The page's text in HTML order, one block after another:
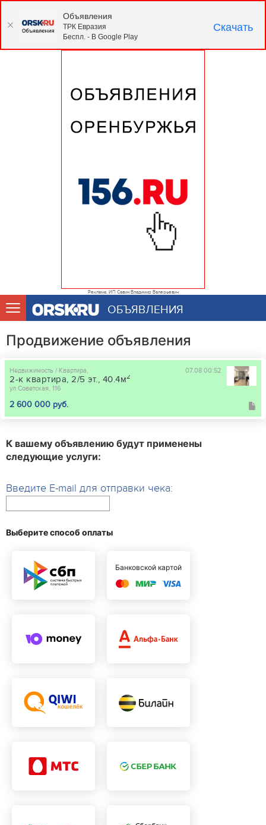
Реклама. ИП Савин Владимир Валерьевич
ОБЪЯВЛЕНИЯ
Продвижение объявления
07.08 00:52
Недвижимость / Квартира,
2-к квартира, 2/5 эт., 40.4м2
ул Советская, 116
2 600 000 руб.
К вашему объявлению будут применены
следующие услуги:
Введите E-mail для отправки чека:
Выберите способ оплаты
Банковской картой
Объявления
ТРК Евразия
Беспл. - В Google Play
Скачать